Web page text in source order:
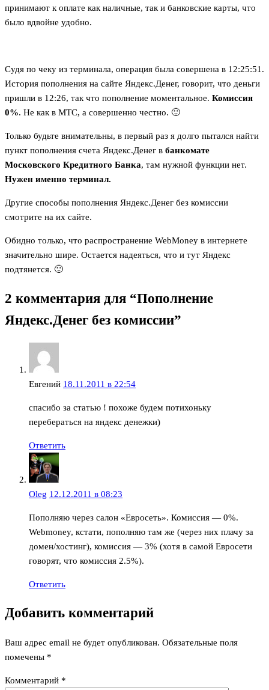
принимают к оплате как наличные, так и банковские карты, что
было вдвойне удобно.
Судя по чеку из терминала, операция была совершена в 12:25:51.
История пополнения на сайте Яндекс.Денег, говорит, что деньги
пришли в 12:26, так что пополнение моментальное. Комиссия
0%. Не как в МТС, а совершенно честно. 🙂
Только будьте внимательны, в первый раз я долго пытался найти
пункт пополнения счета Яндекс.Денег в банкомате
Московского Кредитного Банка, там нужной функции нет.
Нужен именно терминал.
Другие способы пополнения Яндекс.Денег без комиссии
смотрите на их сайте.
Обидно только, что распространение WebMoney в интернете
значительно шире. Остается надеяться, что и тут Яндекс
подтянется. 🙂
2 комментария для “Пополнение
Яндекс.Денег без комиссии”
Евгений 18.11.2011 в 22:54
спасибо за статью ! похоже будем потихоньку
перебераться на яндекс денежки)
Ответить
Oleg 12.12.2011 в 08:23
Пополняю через салон «Евросеть». Комиссия — 0%.
Webmoney, кстати, пополняю там же (через них плачу за
домен/хостинг), комиссия — 3% (хотя в самой Евросети
говорят, что комиссия 2.5%).
Ответить
Добавить комментарий
Ваш адрес email не будет опубликован. Обязательные поля
помечены *
Комментарий *